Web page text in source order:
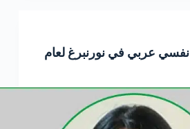
دكتور نفسي عربي في نورنبرغ لعام